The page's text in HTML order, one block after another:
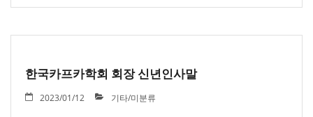
한국카프카학회 회장 신년인사말
2023/01/12 기타/미분류